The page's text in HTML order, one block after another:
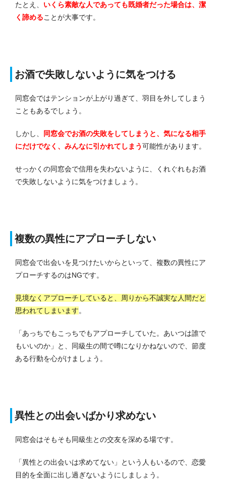
たとえ、 いくら素敵な人であっても既婚者だった場合は、潔
く諦めることが大事です。
お酒で失敗しないように気をつける
同窓会ではテンションが上がり過ぎて、羽目を外してしまう
こともあるでしょう。
しかし、
同窓会でお酒の失敗をしてしまうと、気になる相手
にだけでなく、みんなに引かれてしまう可能性があります。
せっかくの同窓会で信用を失わないように、くれぐれもお酒
で失敗しないように気をつけましょう。
複数の異性にアプローチしない
同窓会で出会いを見つけたいからといって、複数の異性にア
プローチするのはNGです。
見境なくアプローチしていると、周りから不誠実な人間だと
思われてしまいます。
「あっちでもこっちでもアプローチしていた。あいつは誰で
もいいのか」と、同級生の間で噂になりかねないので、節度
ある行動を心がけましょう。
異性との出会いばかり求めない
同窓会はそもそも同級生との交友を深める場です。
「異性との出会いは求めてない」という人もいるので、恋愛
目的を全面に出し過ぎないようにしましょう。